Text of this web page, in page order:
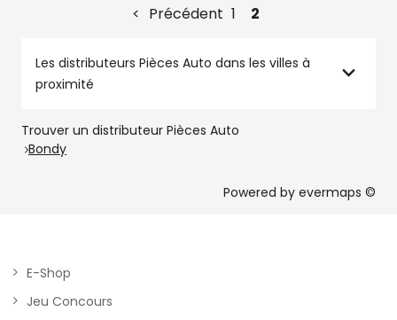
Précédent 1 2
Les distributeurs Pièces Auto dans les villes à
proximité
Trouver un distributeur Pièces Auto
Bondy
Powered by evermaps ©
E-Shop
Jeu Concours